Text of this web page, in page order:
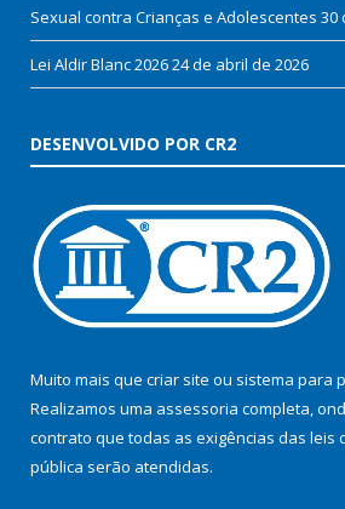
Sexual contra Crianças e Adolescentes 30
Lei Aldir Blanc 202624 de abril de 2026
DESENVOLVIDO POR CR2
Muito mais que criar site ou sistema para
Realizamos uma assessoria completa,
contrato que todas as exigências das leis
pública serão atendidas.